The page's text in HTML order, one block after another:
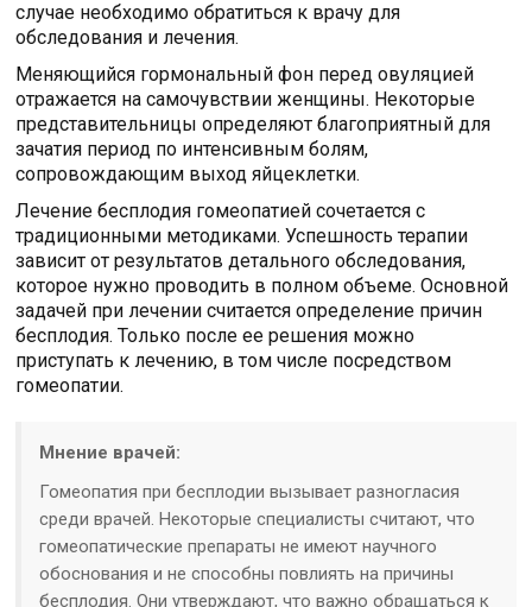
случае необходимо обратиться к врачу для
обследования и лечения.
Меняющийся гормональный фон перед овуляцией
отражается на самочувствии женщины. Некоторые
представительницы определяют благоприятный для
зачатия период по интенсивным болям,
сопровождающим выход яйцеклетки.
Лечение бесплодия гомеопатией сочетается с
традиционными методиками. Успешность терапии
зависит от результатов детального обследования,
которое нужно проводить в полном объеме. Основной
задачей при лечении считается определение причин
бесплодия. Только после ее решения можно
приступать к лечению, в том числе посредством
гомеопатии.
Мнение врачей:
Гомеопатия при бесплодии вызывает разногласия
среди врачей. Некоторые специалисты считают, что
гомеопатические препараты не имеют научного
обоснования и не способны повлиять на причины
бесплодия. Они утверждают, что важно обращаться к